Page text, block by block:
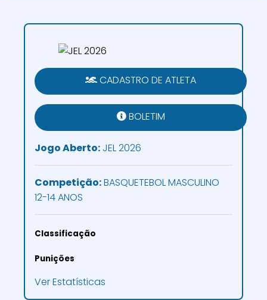
CADASTRO DE ATLETA
BOLETIM
Jogo Aberto: JEL 2026
Competição:BASQUETEBOL MASCULINO
12-14 ANOS
Classificação
Punições
Ver Estatísticas